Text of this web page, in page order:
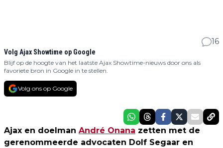
16
Volg Ajax Showtime op Google
Blijf op de hoogte van het laatste Ajax Showtime-nieuws door ons als
favoriete bron in Google in te stellen.
Volg ons op Google
Ajax en doelman André Onana zetten met de
gerenommeerde advocaten Dolf Segaar en